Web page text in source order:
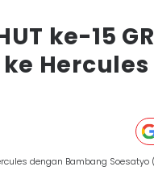
ke-15
Hercules
dengan Bambang Soesatyo